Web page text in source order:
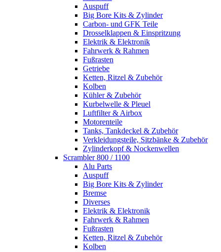
Auspuff
Big Bore Kits & Zylinder
Carbon- und GFK Teile
Drosselklappen & Einspritzung
Elektrik & Elektronik
Fahrwerk & Rahmen
Fußrasten
Getriebe
Ketten, Ritzel & Zubehör
Kolben
Kühler & Zubehör
Kurbelwelle & Pleuel
Luftfilter & Airbox
Motorenteile
Tanks, Tankdeckel & Zubehör
Verkleidungsteile, Sitzbänke & Zubehör
Zylinderkopf & Nockenwellen
Scrambler 800 / 1100
Alu Parts
Auspuff
Big Bore Kits & Zylinder
Bremse
Diverses
Elektrik & Elektronik
Fahrwerk & Rahmen
Fußrasten
Ketten, Ritzel & Zubehör
Kolben